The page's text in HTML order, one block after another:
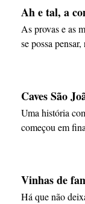
Ah e tal, a
As provas e as
se possa
Caves São
Uma história
começou em
Vinhas de
Há que não